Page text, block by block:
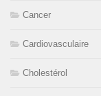
Cancer
Cardiovasculaire
Cholestérol